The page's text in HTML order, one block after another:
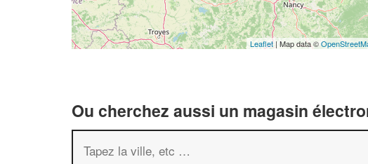
Leaflet | Map data ©
Ou cherchez aussi un magasin